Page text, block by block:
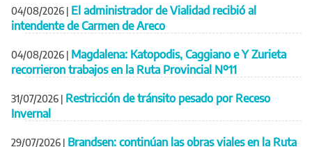
04/08/2026 | El administrador de Vialidad recibió al
intendente de Carmen de Areco
04/08/2026 | Magdalena: Katopodis, Caggiano e Y Zurieta
recorrieron trabajos en la Ruta Provincial Nº11
31/07/2026 | Restricción de tránsito pesado por Receso
Invernal
29/07/2026 | Brandsen: continúan las obras viales en la Ruta